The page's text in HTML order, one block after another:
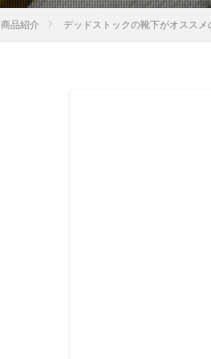
商品紹介 デッドストックの靴下がオススメ